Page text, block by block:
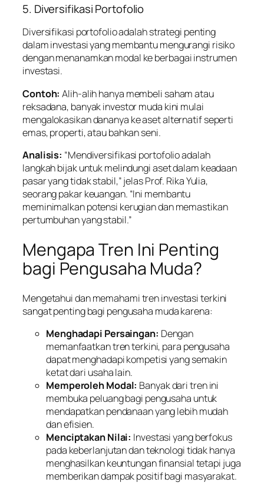
5. Diversifikasi Portofolio
Diversifikasi portofolio adalah strategi penting
dalam investasi yang membantu mengurangi risiko
dengan menanamkan modal ke berbagai instrumen
investasi.
Contoh: Alih-alih hanya membeli saham atau
reksadana, banyak investor muda kini mulai
mengalokasikan dananya ke aset alternatif seperti
emas, properti, atau bahkan seni.
Analisis: “Mendiversifikasi portofolio adalah
langkah bijak untuk melindungi aset dalam keadaan
pasar yang tidak stabil,” jelas Prof. Rika Yulia,
seorang pakar keuangan. “Ini membantu
meminimalkan potensi kerugian dan memastikan
pertumbuhan yang stabil.”
Mengapa Tren Ini Penting
bagi Pengusaha Muda?
Mengetahui dan memahami tren investasi terkini
sangat penting bagi pengusaha muda karena:
Menghadapi Persaingan: Dengan
memanfaatkan tren terkini, para pengusaha
dapat menghadapi kompetisi yang semakin
ketat dari usaha lain.
Memperoleh Modal: Banyak dari tren ini
membuka peluang bagi pengusaha untuk
mendapatkan pendanaan yang lebih mudah
dan efisien.
Menciptakan Nilai: Investasi yang berfokus
pada keberlanjutan dan teknologi tidak hanya
menghasilkan keuntungan finansial tetapi juga
memberikan dampak positif bagi masyarakat.